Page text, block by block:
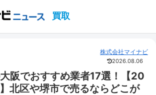
買取
株式会社マイナビ
2026.08.06
阪でおすすめ業者17選！【20
北区や堺市で売るならどこが